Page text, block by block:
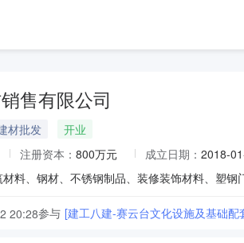
售有限公司
材批发
开业
注册资本： 800万元 成立日期： 2018-
20:28参与 [建工八建-赛云台文化设施及基础